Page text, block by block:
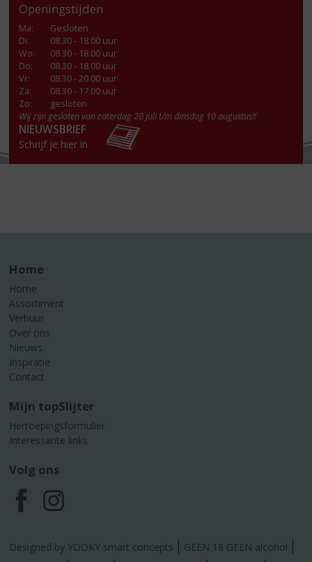
Openingstijden
Ma:
Gesloten
Di:
08.30 - 18.00 uur
Wo:
08.30 - 18.00 uur
Do:
08.30 - 18.00 uur
Vr:
08.30 - 20.00 uur
Za:
08.30 - 17.00 uur
Zo:
gesloten
Wij zijn gesloten van zaterdag 20 juli t/m dinsdag 10 augustus!!
NIEUWSBRIEF
Schrijf je hier in
Home
Home
Assortiment
Verhuur
Over ons
Nieuws
Inspiratie
Contact
Mijn topSlijter
Herroepingsformulier
Interessante links
Volg ons
F
a
I
n
Designed by YOOKY smart concepts
GEEN 18 GEEN alcohol